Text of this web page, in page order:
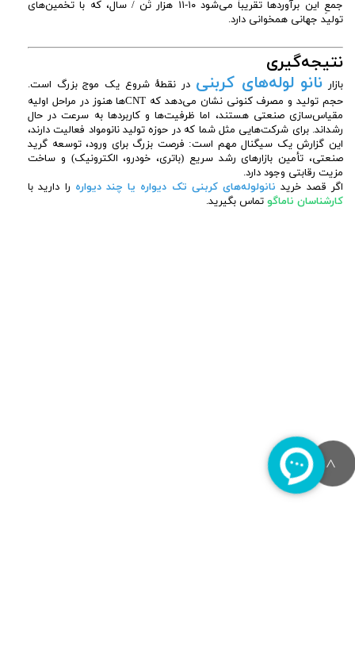
جمعِ این برآوردها تقریباً می‌شود ۱۰-۱۱ هزار تُن / سال، که با تخمین‌های
تولید جهانی همخوانی دارد.
نتیجه‌گیری
بازار نانو لوله‌های کربنی در نقطه‌ٔ شروع یک موج بزرگ است.
حجم تولید و مصرف کنونی نشان می‌دهد که CNTها هنوز در مراحل اولیه
مقیاس‌سازی صنعتی هستند، اما ظرفیت‌ها و کاربردها به سرعت در حال
رشد‌اند. برای شرکت‌هایی مثل شما که در حوزه تولید نانومواد فعالیت دارند،
این گزارش یک سیگنال مهم است: فرصت بزرگ برای ورود، توسعه گرید
صنعتی، تأمین بازارهای رشد سریع (باتری، خودرو، الکترونیک) و ساخت
مزیت رقابتی وجود دارد.
اگر قصد خرید نانولوله‌های کربنی تک دیواره یا چند دیواره را دارید با
کارشناسان ناماگو تماس بگیرید.
>